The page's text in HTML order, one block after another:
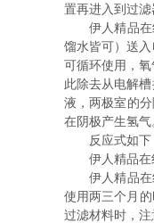
置再进入到过
伊人精品在线
馏水皆可）送
可循环使用，
此除去从电解
液，两极室的
在阴极产生氢气
反应式如下：
伊人精品在线
伊人精品在线
使用两三个月
过滤材料时，